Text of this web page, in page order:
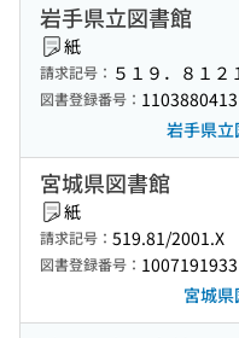
岩手県立図書館
紙
請求記号： ５１９．８１２
図書登録番号： 1103880413
岩手県
宮城県図書館
紙
請求記号： 519.81/2001.X
図書登録番号： 1007191933
宮城